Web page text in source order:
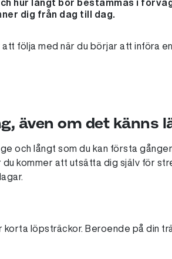
hur långt bör bestämmas i
dig från dag till dag.
följa med när du börjar att införa
även om det känns
och långt som du kan första
kommer att utsätta dig själv för
löpsträckor. Beroende på din